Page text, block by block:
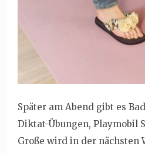
Später am Abend gibt es
Diktat-Übungen, Playmobil
Große wird in der nächsten